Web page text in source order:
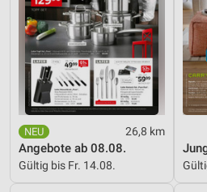
26,8 km
Angebote ab 08.08.
Gültig bis Fr. 14.08.